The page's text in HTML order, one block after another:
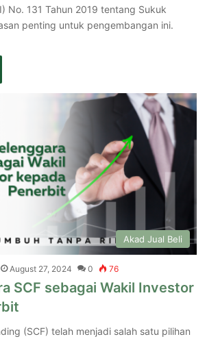
No. 131 Tahun 2019 tentang Sukuk
penting untuk pengembangan ini.
Akad Jual Beli
August 27, 2024 0 76
SCF sebagai Wakil Investor
(SCF) telah menjadi salah satu pilihan